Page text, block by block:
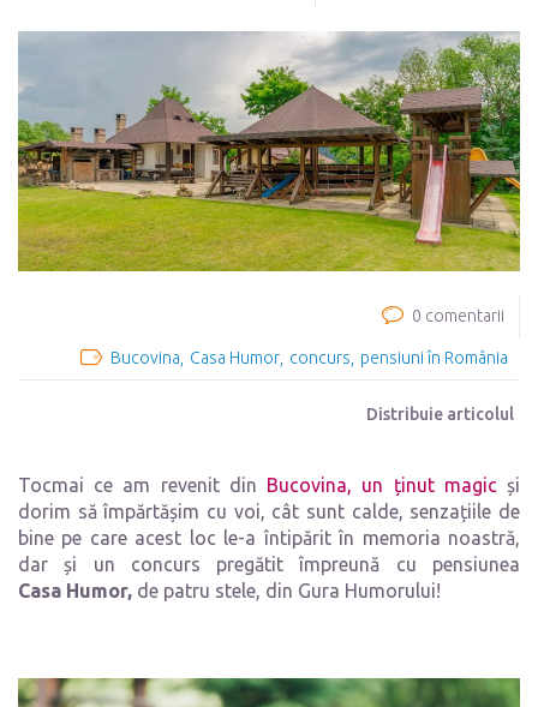
0 comentarii
Bucovina Casa Humor concurs pensiuni în România
Distribuie articolul
Tocmai ce am revenit din Bucovina, un ținut magicși
dorim să împărtășim cu voi, cât sunt calde, senzațiile de
bine pe care acest loc le-a întipărit în memoria noastră,
dar și un concurs pregătit împreună cu pensiunea
Casa Humor, de patru stele, din Gura Humorului!